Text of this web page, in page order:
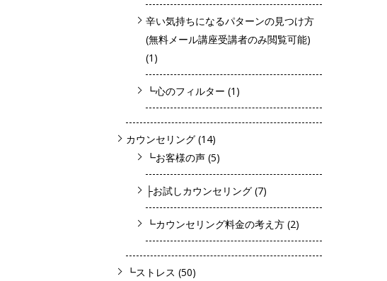
辛い気持ちになるパターンの見つけ方
(無料メール講座受講者のみ閲覧可能)
(1)
┗心のフィルター (1)
カウンセリング (14)
┗お客様の声 (5)
├お試しカウンセリング (7)
┗カウンセリング料金の考え方 (2)
┗ストレス (50)